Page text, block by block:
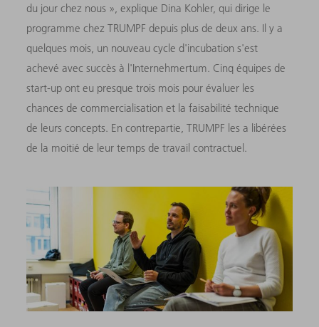
du jour chez nous », explique Dina Kohler, qui dirige le
programme chez TRUMPF depuis plus de deux ans. Il y a
quelques mois, un nouveau cycle d'incubation s'est
achevé avec succès à l'Internehmertum. Cinq équipes de
start-up ont eu presque trois mois pour évaluer les
chances de commercialisation et la faisabilité technique
de leurs concepts. En contrepartie, TRUMPF les a libérées
de la moitié de leur temps de travail contractuel.